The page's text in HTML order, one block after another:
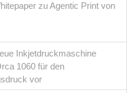
zu Agentic Print von
Inkjetdruckmaschine
1060 für den
vor